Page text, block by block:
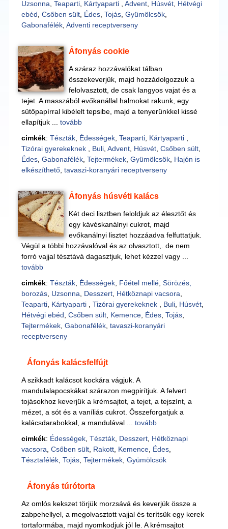
Uzsonna Teaparti, Kártyaparti Advent, Húsvét, Hétvégi
ebéd Csőben sült, Édes, Tojás, Gyümölcsök,
Gabonafélék, Adventi receptverseny
Áfonyás cookie
A száraz hozzávalókat tálban
összekeverjük, majd hozzádolgozzuk a
felolvasztott, de csak langyos vajat és a
tejet. A masszából evőkanállal halmokat rakunk, egy
sütőpapírral kibélelt tepsibe, majd a tenyerünkkel kissé
ellapítjuk ... tovább
cimkék: Tészták, Édességek, Teaparti, Kártyaparti
Tizórai gyerekeknek
Buli, Advent, Húsvét, Csőben sült,
Édes, Gabonafélék, Tejtermékek, Gyümölcsök, Hajón is
elkészíthető, tavaszi-koranyári receptverseny
Áfonyás húsvéti kalács
Két deci lisztben feloldjuk az élesztőt és
egy kávéskanálnyi cukrot, majd
evőkanálnyi lisztet hozzáadva felfuttatjuk.
Végül a többi hozzávalóval és az olvasztott,. de nem
forró vajjal tésztává dagasztjuk, lehet kézzel vagy ...
tovább
cimkék: Tészták, Édességek, Főétel mellé, Sörözés,
borozás, Uzsonna Desszert, Hétköznapi vacsora
Teaparti, Kártyaparti Tizórai gyerekeknek Buli, Húsvét,
Hétvégi ebéd Csőben sült, Kemence, Édes, Tojás,
Tejtermékek, Gabonafélék, tavaszi-koranyári
receptverseny
Áfonyás kalácsfelfújt
A szikkadt kalácsot kockára vágjuk. A
mandulalapocskákat szárazon megpirítjuk. A felvert
tojásokhoz keverjük a krémsajtot, a tejet, a tejszínt, a
mézet, a sót és a vaníliás cukrot. Összeforgatjuk a
kalácsdarabokkal, a mandulával ... tovább
cimkék: Édességek, Tészták, Desszert, Hétköznapi
vacsora Csőben sült, Rakott, Kemence, Édes,
Tésztafélék, Tojás, Tejtermékek, Gyümölcsök
Áfonyás túrótorta
Az omlós kekszet törjük morzsává és keverjük össze a
zabpehellyel, a megolvasztott vajjal és terítsük egy kerek
tortaformába, majd nyomkodjuk jól le. A krémsajtot